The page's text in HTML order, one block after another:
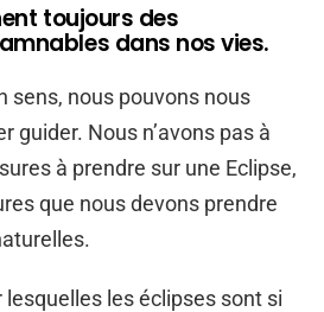
toujours des
dans nos vies.
sens, nous pouvons nous
guider. Nous n’avons pas à
à prendre sur une Eclipse,
que nous devons prendre
lesquelles les éclipses sont si